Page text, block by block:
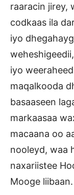
raaracin jirey,
codkaas ila
iyo
iyo
maqalkooda
basaaseen
markaasaa
macaana oo
nooleyd, waa
naxariistee
Mooge liibaan.